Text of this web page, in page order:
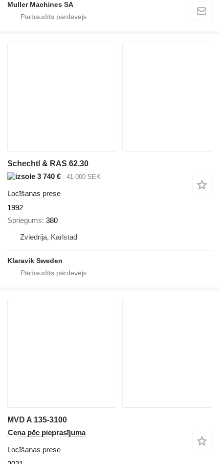
Muller Machines SA
Schechtl & RAS 62.30
3 740 €
41 000 SEK
Locīšanas prese
1992
Spriegums 380
Zviedrija, Karlstad
Klaravik Sweden
MVD A 135-3100
Cena pēc pieprasījuma
Locīšanas prese